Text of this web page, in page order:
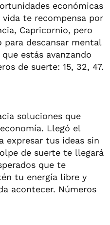
económicas
te recompensa por
Capricornio, pero
descansar mental
estás avanzando
de suerte: 15, 32, 47.
soluciones que
Llegó el
expresar tus ideas sin
de suerte te llegará
que te
tu energía libre y
acontecer. Números